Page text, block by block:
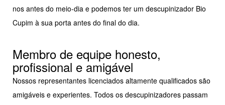
nos antes do meio-dia e podemos ter um descupinizador Bio
Cupim à sua porta antes do final do dia.
Membro de equipe honesto,
profissional e amigável
Nossos representantes licenciados altamente qualificados são
amigáveis e experientes. Todos os descupinizadores passam